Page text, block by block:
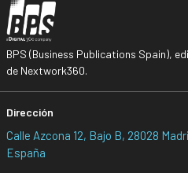
BPS (Business Publications Spain),
de Nextwork360.
Dirección
Calle Azcona 12, Bajo B, 28028
España